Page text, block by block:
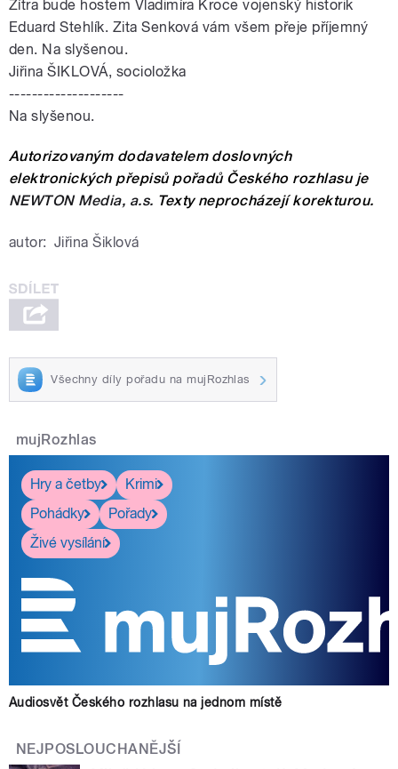
Zítra bude hostem Vladimíra Kroce vojenský historik
Eduard Stehlík. Zita Senková vám všem přeje příjemný
den. Na slyšenou.
Jiřina ŠIKLOVÁ, socioložka
--------------------
Na slyšenou.
Autorizovaným dodavatelem doslovných
elektronických přepisů pořadů Českého rozhlasu je
NEWTON Media, a.s. Texty neprocházejí korekturou.
autor: Jiřina Šiklová
Všechny díly pořadu na mujRozhlas
mujRozhlas
Hry a četby
Krimi
Pohádky
Pořady
Živé vysílání
Audiosvět Českého rozhlasu na jednom místě
NEJPOSLOUCHANĚJŠÍ